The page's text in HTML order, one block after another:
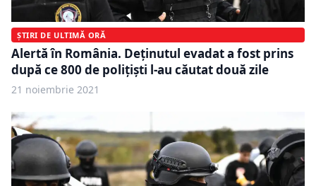
ȘTIRI DE ULTIMĂ ORĂ
Alertă în România. Deținutul evadat a fost prins
după ce 800 de polițiști l-au căutat două zile
21 noiembrie 2021